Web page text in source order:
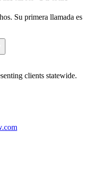
Su primera llamada es
clients statewide.